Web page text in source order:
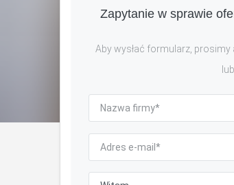
Zapytanie w sprawie
Aby wysłać formularz, prosimy